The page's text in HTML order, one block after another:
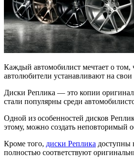
Каждый автомобилист мечтает о том,
автолюбители устанавливают на
Диски Реплика — это копии
стали популярны среди
Одной из особенностей дисков
этому, можно создать неповторимый
Кроме того, диски Реплика доступны
полностью соответствуют